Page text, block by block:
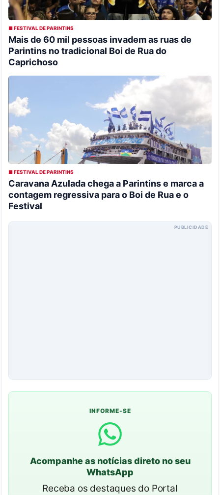
■ FESTIVAL DE PARINTINS
Mais de 60 mil pessoas invadem as ruas de
Parintins no tradicional Boi de Rua do
Caprichoso
■ FESTIVAL DE PARINTINS
Caravana Azulada chega a Parintins e marca a
contagem regressiva para o Boi de Rua e o
Festival
PUBLICIDADE
INFORME-SE
Acompanhe as notícias direto no seu
WhatsApp
Receba os destaques do Portal